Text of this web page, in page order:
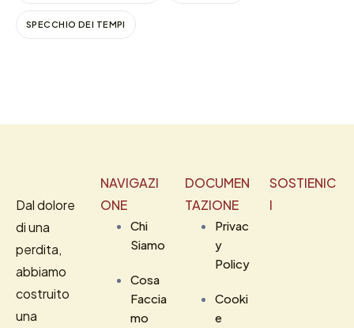
SPECCHIO DEI TEMPI
Dal dolore
di una
perdita,
abbiamo
costruito
una
NAVIGAZI
ONE
Chi
Siamo
Cosa
Faccia
mo
DOCUMEN
TAZIONE
Privac
y
Policy
Cooki
e
SOSTIENIC
I